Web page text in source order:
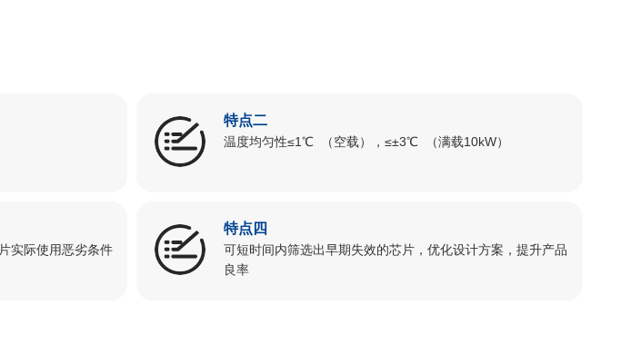
特点二
温度均匀性≤1℃ （空载），≤±3℃ （满载10kW）
实际使用恶劣条件
特点四
可短时间内筛选出早期失效的芯⽚，优化设计⽅案，提升产品
良率